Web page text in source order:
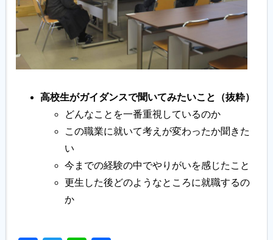
高校生がガイダンスで聞いてみたいこと（抜粋）
どんなことを一番重視しているのか
この職業に就いて考えが変わったか聞きた
い
今までの経験の中でやりがいを感じたこと
更生した後どのようなところに就職するの
か